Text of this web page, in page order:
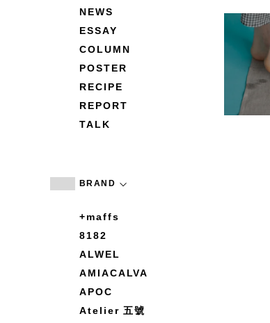
NEWS
ESSAY
COLUMN
POSTER
RECIPE
REPORT
TALK
BRAND
+maffs
8182
ALWEL
AMIACALVA
APOC
Atelier 五號